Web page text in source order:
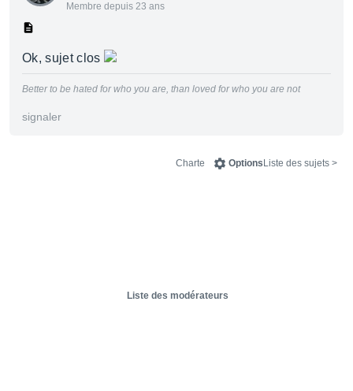
Membre depuis 23 ans
Ok, sujet clos
Better to be hated for who you are, than loved for who you are not
signaler
< Liste des sujets
Options
Charte
Liste des modérateurs